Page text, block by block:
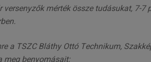
mérték össze tudásukat, 7-7
a TSZC Bláthy Ottó Technikum,
meg benyomásait: